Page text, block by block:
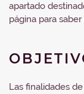
apartado
página para saber
Las finalidades